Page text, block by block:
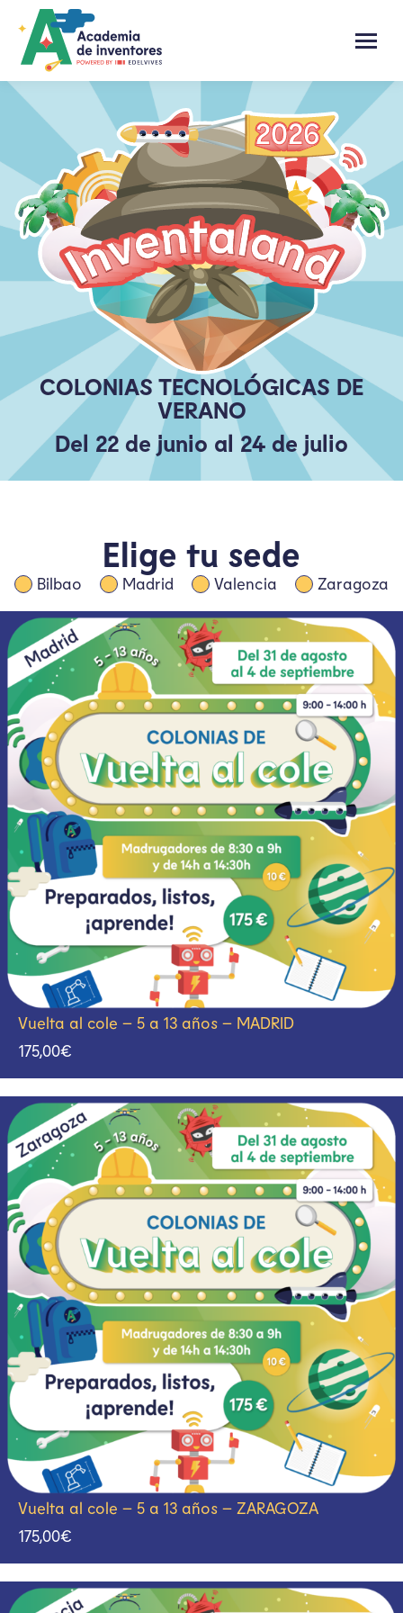
COLONIAS TECNOLÓGICAS DE
VERANO
Del 22 de junio al 24 de julio
Elige tu sede
Bilbao Madrid Valencia Zaragoza
Vuelta al cole – 5 a 13 años – MADRID
175,00€
Vuelta al cole – 5 a 13 años – ZARAGOZA
175,00€